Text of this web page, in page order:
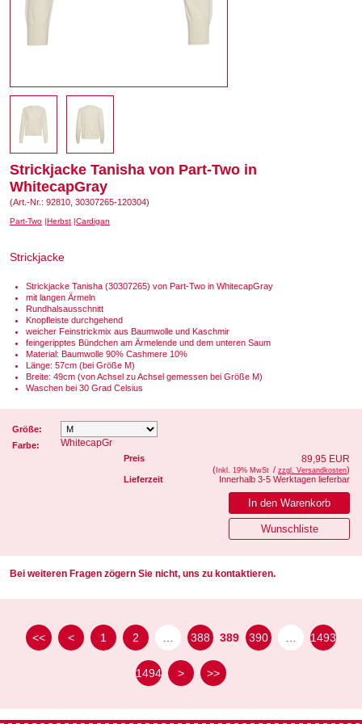
Strickjacke Tanisha von Part-Two in
WhitecapGray
(Art.-Nr.: 92810, 30307265-120304)
Part-Two Herbst Cardigan
Strickjacke
Strickjacke Tanisha (30307265) von Part-Two in WhitecapGray
mit langen Ärmeln
Rundhalsausschnitt
Knopfleiste durchgehend
weicher Feinstrickmix aus Baumwolle und Kaschmir
feingeripptes Bündchen am Ärmelende und dem unteren Saum
Material: Baumwolle 90% Cashmere 10%
Länge: 57cm (bei Größe M)
Breite: 49cm (von Achsel zu Achsel gemessen bei Größe M)
Waschen bei 30 Grad Celsius
Größe:
Farbe:
WhitecapGr
Preis 89,95 EUR
( Inkl. 19% MwSt / zzgl. Versandkosten)
Lieferzeit
Innerhalb 3-5 Werktagen lieferbar
Bei weiteren Fragen zögern Sie nicht, uns zu kontaktieren.
<< < 1 2 388 389 390 1493
1494 > >>